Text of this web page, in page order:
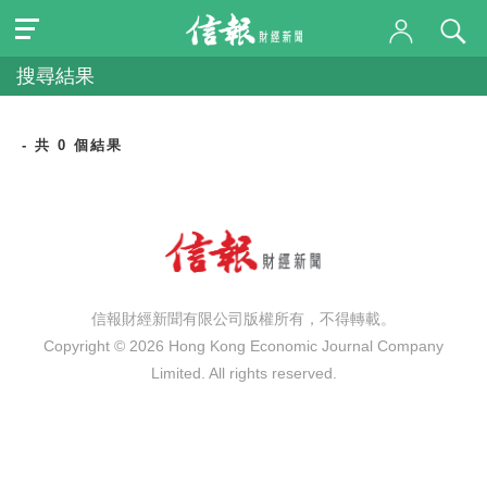
搜尋結果
- 共 0 個結果
信報財經新聞有限公司版權所有，不得轉載。
Copyright © 2026 Hong Kong Economic Journal Company
Limited. All rights reserved.